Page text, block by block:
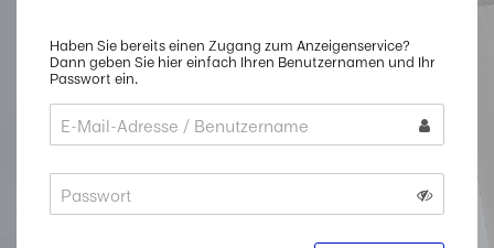
Haben Sie bereits einen Zugang zum Anzeigenservice?
Dann geben Sie hier einfach Ihren Benutzernamen und Ihr
Passwort ein.